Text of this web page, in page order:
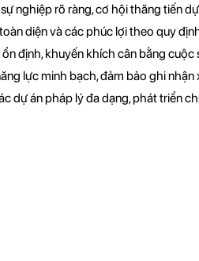
nghiệp rõ ràng, cơ hội thăng tiến
diện và các phúc lợi theo quy
định, khuyến khích cân bằng cuộc
lực minh bạch, đảm bảo ghi
dự án pháp lý đa dạng, phát triển